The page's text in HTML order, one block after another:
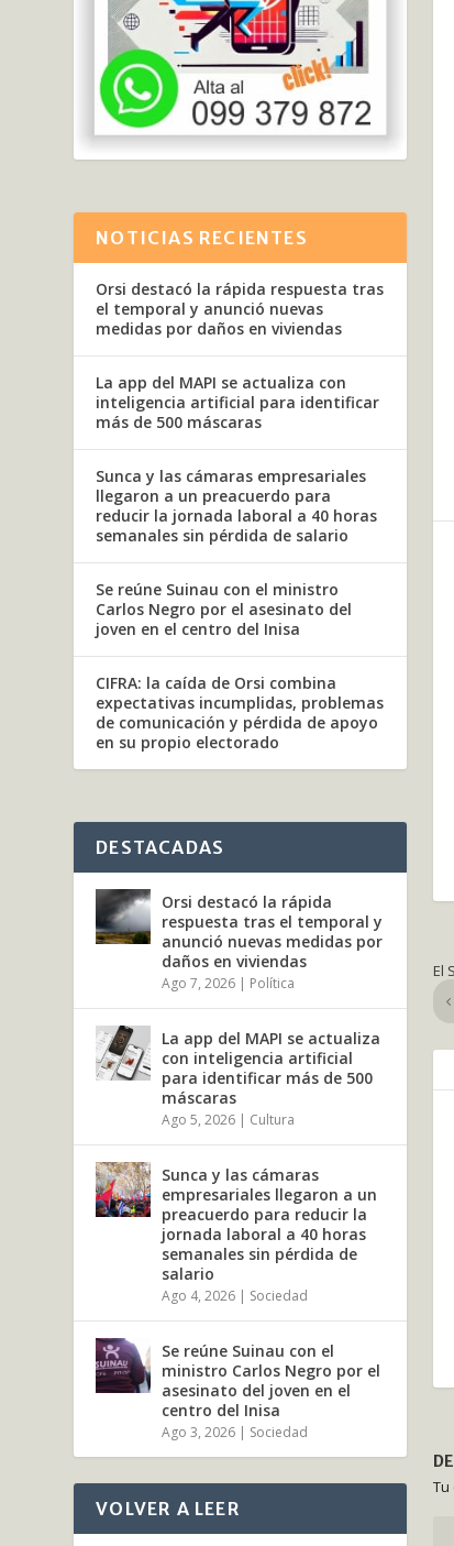
El
Tu
NOTICIAS RECIENTES
Orsi destacó la rápida respuesta tras
el temporal y anunció nuevas
medidas por daños en viviendas
La app del MAPI se actualiza con
inteligencia artificial para identificar
más de 500 máscaras
Sunca y las cámaras empresariales
llegaron a un preacuerdo para
reducir la jornada laboral a 40 horas
semanales sin pérdida de salario
Se reúne Suinau con el ministro
Carlos Negro por el asesinato del
joven en el centro del Inisa
CIFRA: la caída de Orsi combina
expectativas incumplidas, problemas
de comunicación y pérdida de apoyo
en su propio electorado
DESTACADAS
Orsi destacó la rápida
respuesta tras el temporal y
anunció nuevas medidas por
daños en viviendas
Ago 7, 2026 | Política
La app del MAPI se actualiza
con inteligencia artificial
para identificar más de 500
máscaras
Ago 5, 2026 | Cultura
Sunca y las cámaras
empresariales llegaron a un
preacuerdo para reducir la
jornada laboral a 40 horas
semanales sin pérdida de
salario
Ago 4, 2026 | Sociedad
Se reúne Suinau con el
ministro Carlos Negro por el
asesinato del joven en el
centro del Inisa
Ago 3, 2026 | Sociedad
VOLVER A LEER